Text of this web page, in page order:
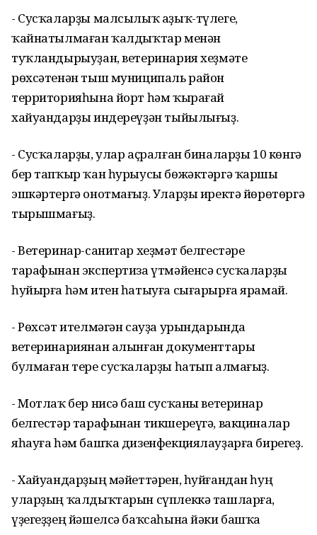
- Сусҡаларҙы малсылыҡ аҙыҡ-түлеге,
ҡайнатылмаған ҡалдыҡтар менән
туҡландырыуҙан, ветеринария хеҙмәте
рөхсәтенән тыш муниципаль район
территорияһына йорт һәм ҡырағай
хайуандарҙы индереүҙән тыйылығыҙ.
- Сусҡаларҙы, улар аҫралған биналарҙы 10 көнгә
бер тапҡыр ҡан һурыусы бөжәктәргә ҡаршы
эшкәртергә онотмағыҙ. Уларҙы иректә йөрөтөргә
тырышмағыҙ.
- Ветеринар-санитар хеҙмәт белгестәре
тарафынан экспертиза үтмәйенсә сусҡаларҙы
һуйырға һәм итен һатыуға сығарырға ярамай.
- Рөхсәт ителмәгән сауҙа урындарында
ветеринариянан алынған документтары
булмаған тере сусҡаларҙы һатып алмағыҙ.
- Мотлаҡ бер нисә баш сусҡаны ветеринар
белгестәр тарафынан тикшереүгә, вакциналар
яһауға һәм башҡа дизенфекциялауҙарға бирегеҙ.
- Хайуандарҙың мәйеттәрен, һуйғандан һуң
уларҙың ҡалдыҡтарын сүплеккә ташларға,
үҙегеҙҙең йәшелсә баҡсаһына йәки башҡа